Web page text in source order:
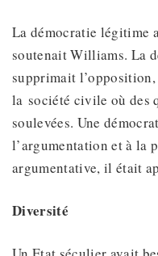
La démocratie légitime
soutenait Williams. La
supprimait
la société civile où des
soulevées. Une
l’argumentation et à la
argumentative, il était
Diversité